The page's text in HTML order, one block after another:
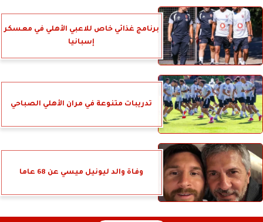
برنامج غذائي خاص للاعبي الأهلي في معسكر
إسبانيا
تدريبات متنوعة في مران الأهلي الصباحي
وفاة والد ليونيل ميسي عن 68 عاما